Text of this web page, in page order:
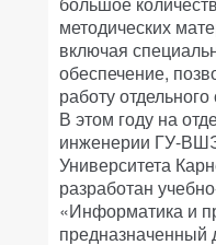
методических
включая
обеспечение,
работу
В этом году на
инженерии ГУ-
Университета
разработан
«Информатика и
предназначенный